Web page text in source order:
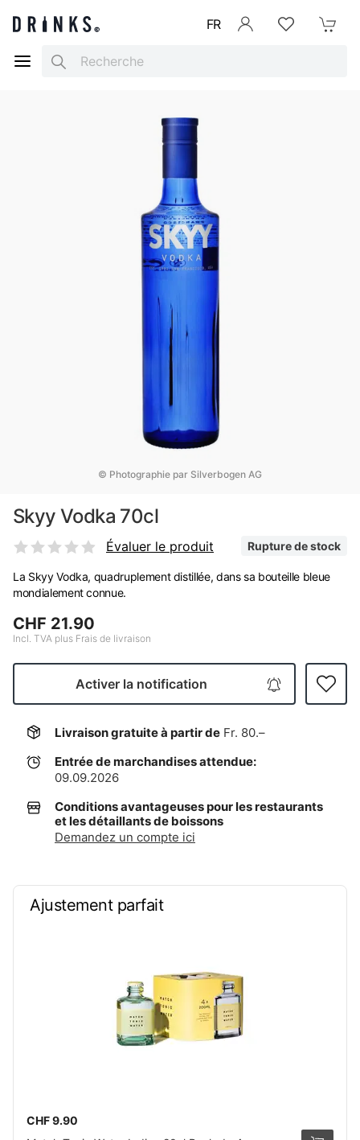
FR
Search
© Photographie par Silverbogen AG
Skyy Vodka 70cl
Évaluer le produit Rupture de stock
La Skyy Vodka, quadruplement distillée, dans sa bouteille bleue
mondialement connue.
CHF 21.90
Incl. TVA plus Frais de livraison
Activer la notification
Livraison gratuite à partir de Fr. 80.–
Entrée de marchandises attendue:
09.09.2026
Conditions avantageuses pour les restaurants
et les détaillants de boissons
Demandez un compte ici
Ajustement parfait
CHF 9.90